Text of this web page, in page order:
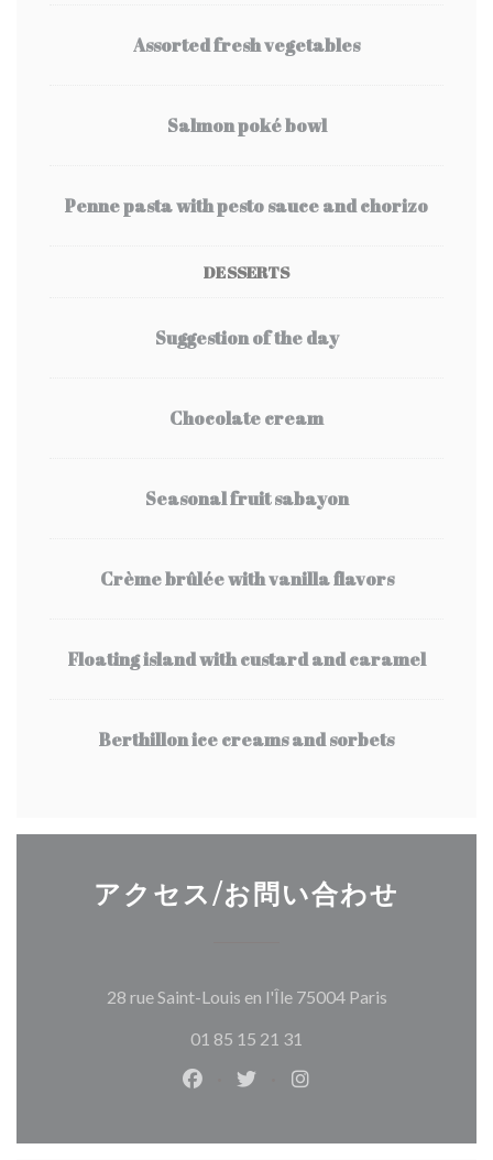
Assorted fresh vegetables
Salmon poké bowl
Penne pasta with pesto sauce and chorizo
DESSERTS
Suggestion of the day
Chocolate cream
Seasonal fruit sabayon
Crème brûlée with vanilla flavors
Floating island with custard and caramel
Berthillon ice creams and sorbets
アクセス/お問い合わせ
28 rue Saint-Louis en l'Île 75004 Paris((新しいウィ
01 85 15 21 31
Facebook ((新しいウィンドウで
Twitter ((新しいウィンドウ
Instagram ((新しいウ